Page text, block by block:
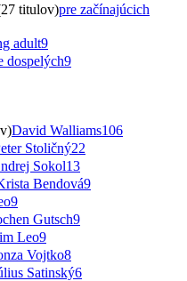
titulov)pre začínajúcich
adult9
dospelých9
David Walliams106
Stoličný22
Sokol13
Bendová9
9
Gutsch9
Leo9
Vojtko8
Satinský6